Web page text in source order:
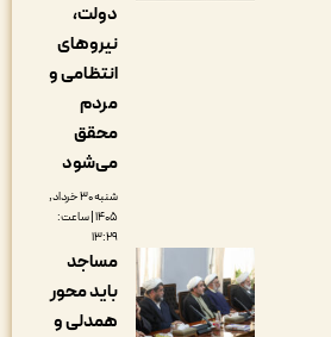
نیروهای
انتظامی و
می‌شود
شنبه ۳۰ خرداد,
۱۴۰۵ | ساعت:
مساجد
باید محور
همدلی و